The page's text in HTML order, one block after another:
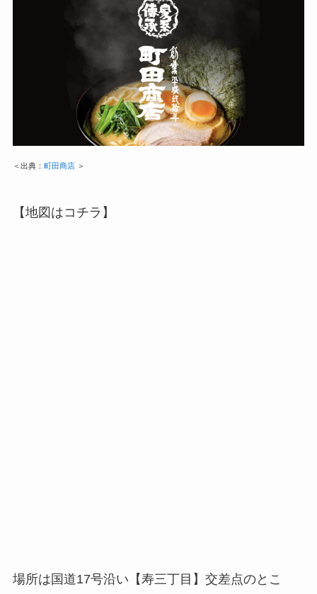
＜出典： 町田商店＞
【地図はコチラ】
場所は国道17号沿い【寿三丁目】交差点のとこ